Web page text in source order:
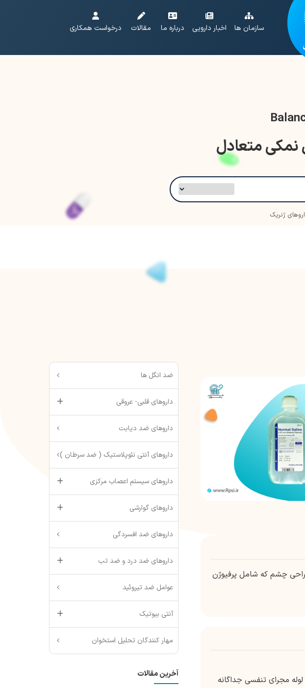
سازمان ها اخبار دارویی درباره ما مقالات درخواست همکاری
نمکی متعادل
ژنریک
چشم که شامل پرفیوژن
مجرای تنفسی جداگانه
ضد انگل ها
داروهای قلبی- عروقی
داروهای ضد دیابت
داروهای آنتی نئوپلاستیک ( ضد سرطان )
داروهای سیستم اعصاب مرکزی
داروهای گوارشی
داروهای ضد افسردگی
داروهای ضد درد و ضد تب
عوامل ضد تیروئید
آنتی بیوتیک
مهار کنندگان تحلیل استخوان
آخرین مقالات